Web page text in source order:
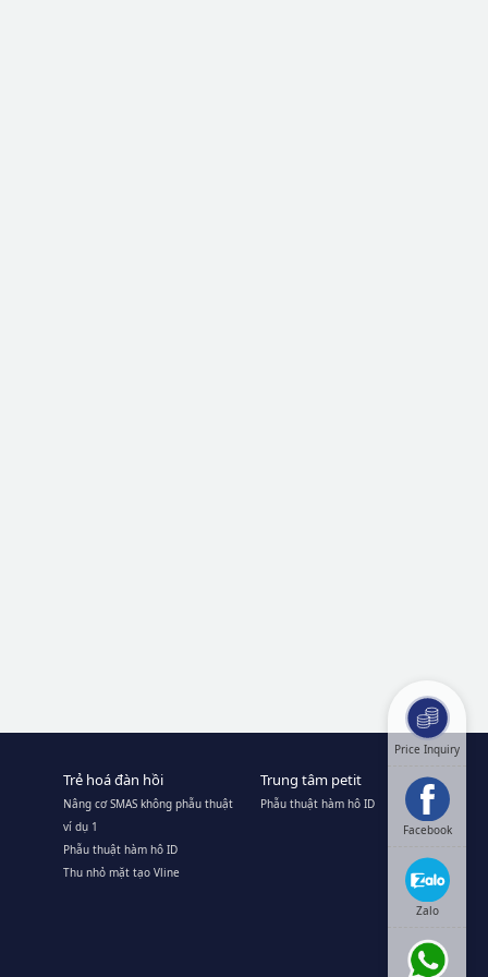
Trẻ hoá đàn hồi
Nâng cơ SMAS không phẫu thuật
ví dụ 1
Phẫu thuật hàm hô ID
Thu nhỏ mặt tạo Vline
Trung tâm petit
Phẫu thuật hàm hô ID
Price Inquiry
Facebook
Zalo